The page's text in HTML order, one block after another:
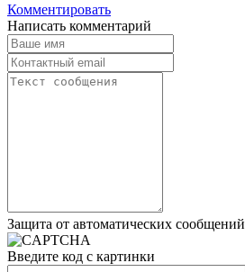
Комментировать
Написать комментарий
Защита от автоматических сообщений
Введите код с картинки